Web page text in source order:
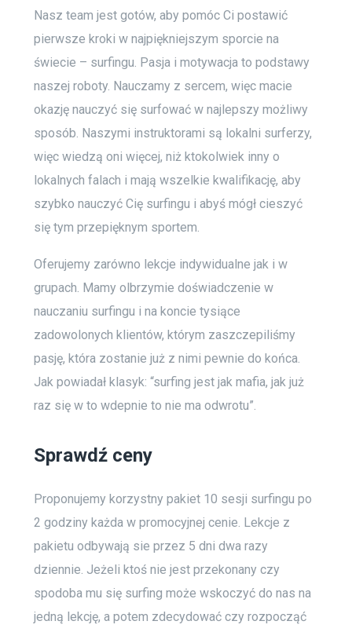
Nasz team jest gotów, aby pomóc Ci postawić
pierwsze kroki w najpiękniejszym sporcie na
świecie – surfingu. Pasja i motywacja to podstawy
naszej roboty. Nauczamy z sercem, więc macie
okazję nauczyć się surfować w najlepszy możliwy
sposób. Naszymi instruktorami są lokalni surferzy,
więc wiedzą oni więcej, niż ktokolwiek inny o
lokalnych falach i mają wszelkie kwalifikację, aby
szybko nauczyć Cię surfingu i abyś mógł cieszyć
się tym przepięknym sportem.
Oferujemy zarówno lekcje indywidualne jak i w
grupach. Mamy olbrzymie doświadczenie w
nauczaniu surfingu i na koncie tysiące
zadowolonych klientów, którym zaszczepiliśmy
pasję, która zostanie już z nimi pewnie do końca.
Jak powiadał klasyk: “surfing jest jak mafia, jak już
raz się w to wdepnie to nie ma odwrotu”.
Sprawdź ceny
Proponujemy korzystny pakiet 10 sesji surfingu po
2 godziny każda w promocyjnej cenie. Lekcje z
pakietu odbywają sie przez 5 dni dwa razy
dziennie. Jeżeli ktoś nie jest przekonany czy
spodoba mu się surfing może wskoczyć do nas na
jedną lekcję, a potem zdecydować czy rozpocząć